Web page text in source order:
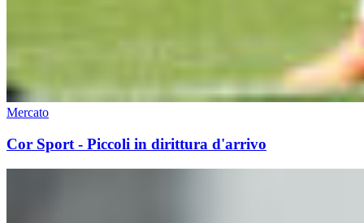
Mercato
Cor Sport - Piccoli in dirittura d'arrivo